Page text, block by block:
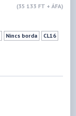
(35 133 FT + ÁFA)
Nincs borda CL16